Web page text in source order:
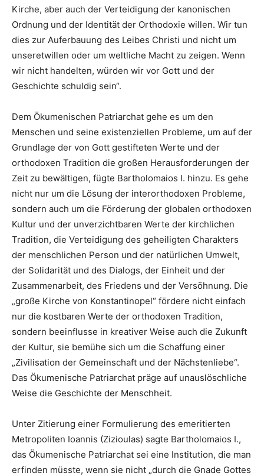
Kirche, aber auch der Verteidigung der kanonischen
Ordnung und der Identität der Orthodoxie willen. Wir tun
dies zur Auferbauung des Leibes Christi und nicht um
unseretwillen oder um weltliche Macht zu zeigen. Wenn
wir nicht handelten, würden wir vor Gott und der
Geschichte schuldig sein“.
Dem Ökumenischen Patriarchat gehe es um den
Menschen und seine existenziellen Probleme, um auf der
Grundlage der von Gott gestifteten Werte und der
orthodoxen Tradition die großen Herausforderungen der
Zeit zu bewältigen, fügte Bartholomaios I. hinzu. Es gehe
nicht nur um die Lösung der interorthodoxen Probleme,
sondern auch um die Förderung der globalen orthodoxen
Kultur und der unverzichtbaren Werte der kirchlichen
Tradition, die Verteidigung des geheiligten Charakters
der menschlichen Person und der natürlichen Umwelt,
der Solidarität und des Dialogs, der Einheit und der
Zusammenarbeit, des Friedens und der Versöhnung. Die
„große Kirche von Konstantinopel“ fördere nicht einfach
nur die kostbaren Werte der orthodoxen Tradition,
sondern beeinflusse in kreativer Weise auch die Zukunft
der Kultur, sie bemühe sich um die Schaffung einer
„Zivilisation der Gemeinschaft und der Nächstenliebe“.
Das Ökumenische Patriarchat präge auf unauslöschliche
Weise die Geschichte der Menschheit.
Unter Zitierung einer Formulierung des emeritierten
Metropoliten Ioannis (Zizioulas) sagte Bartholomaios I.,
das Ökumenische Patriarchat sei eine Institution, die man
erfinden müsste, wenn sie nicht „durch die Gnade Gottes